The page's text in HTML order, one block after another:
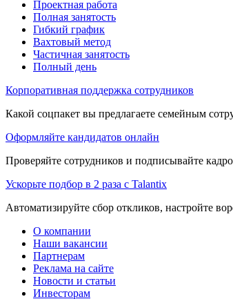
Проектная работа
Полная занятость
Гибкий график
Вахтовый метод
Частичная занятость
Полный день
Корпоративная поддержка сотрудников
Какой соцпакет вы предлагаете семейным
Оформляйте кандидатов онлайн
Проверяйте сотрудников и подписывайте
Ускорьте подбор в 2 раза с Talantix
Автоматизируйте сбор откликов, настройте
О компании
Наши вакансии
Партнерам
Реклама на сайте
Новости и статьи
Инвесторам